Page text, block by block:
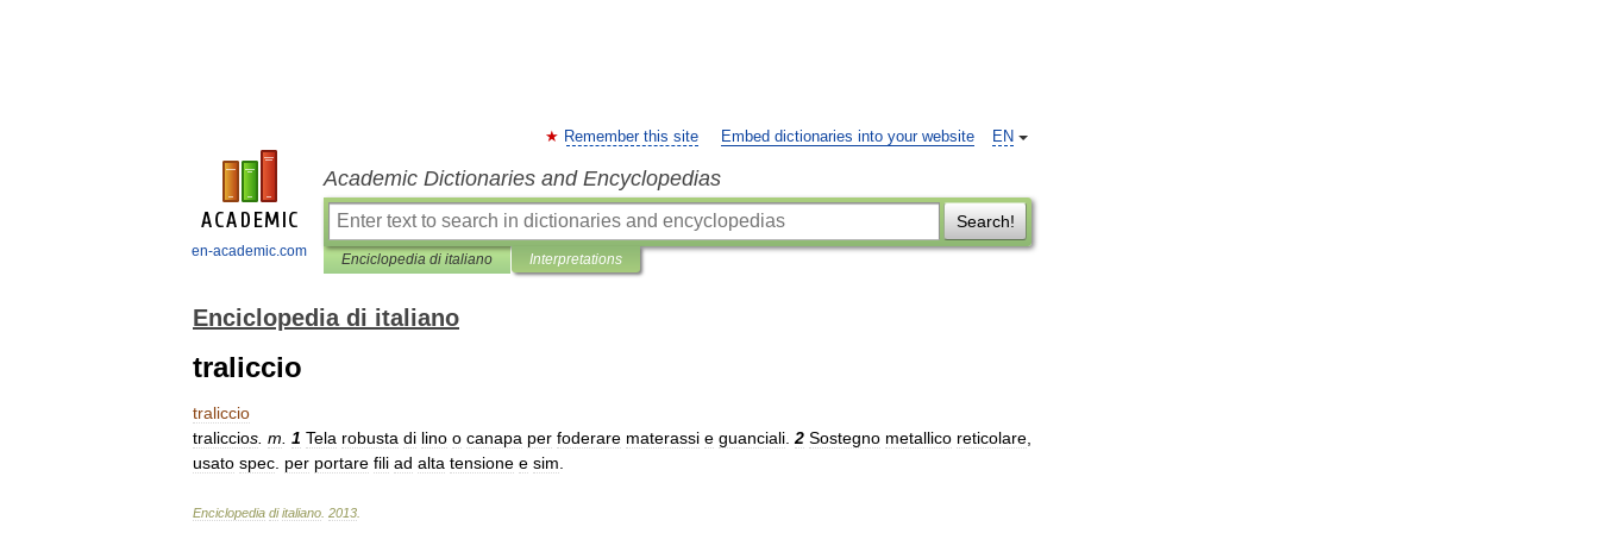
en-academic.com
EN
Remember this site Embed dictionaries into your website
Academic Dictionaries and Encyclopedias
Search!
Enciclopedia di italiano Interpretations
Enciclopedia di italiano
traliccio
traliccio
traliccios m 1 Tela robusta di lino o canapa per foderare materassi e guanciali 2 Sostegno metallico reticolare
usato spec per portare fili ad alta tensione e sim
Enciclopedia di italiano 2013